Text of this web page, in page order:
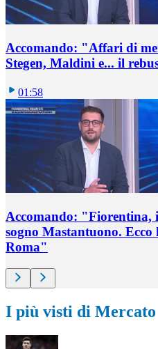
Accomando: "Affari di
Stegen, Maldini e... il
01:58
Accomando: "Fiorentina,
sogno Mastantuono. Ecco
Roma"
I più visti di Mercato